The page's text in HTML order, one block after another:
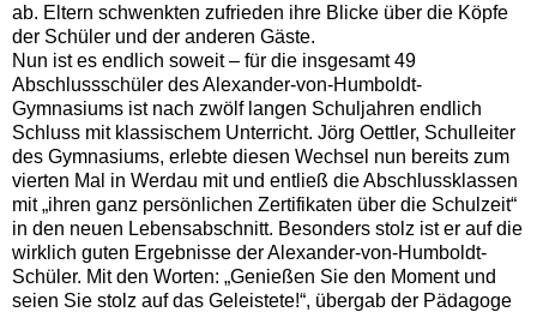
ab. Eltern schwenkten zufrieden ihre Blicke über die Köpfe
der Schüler und der anderen Gäste.
Nun ist es endlich soweit – für die insgesamt 49
Abschlussschüler des Alexander-von-Humboldt-
Gymnasiums ist nach zwölf langen Schuljahren endlich
Schluss mit klassischem Unterricht. Jörg Oettler, Schulleiter
des Gymnasiums, erlebte diesen Wechsel nun bereits zum
vierten Mal in Werdau mit und entließ die Abschlussklassen
mit „ihren ganz persönlichen Zertifikaten über die Schulzeit“
in den neuen Lebensabschnitt. Besonders stolz ist er auf die
wirklich guten Ergebnisse der Alexander-von-Humboldt-
Schüler. Mit den Worten: „Genießen Sie den Moment und
seien Sie stolz auf das Geleistete!“, übergab der Pädagoge